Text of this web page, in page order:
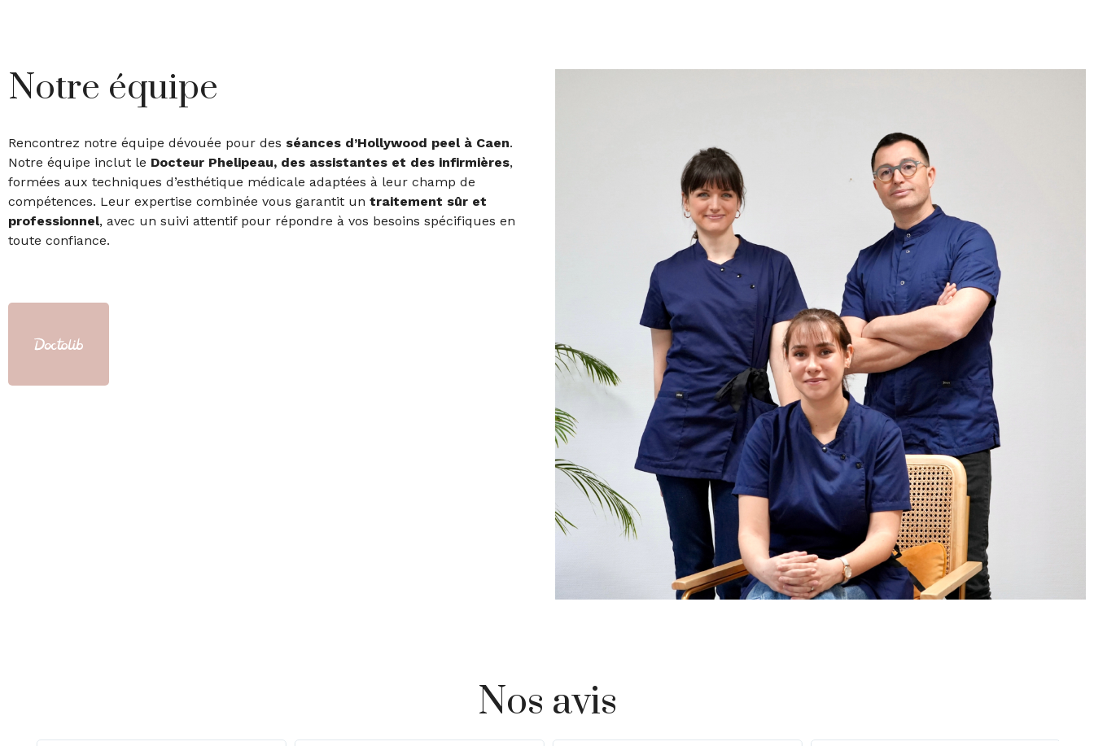
Notre équipe
Rencontrez notre équipe dévouée pour des séances d’Hollywood peel à Caen.
Notre équipe inclut le Docteur Phelipeau, des assistantes et des infirmières,
formées aux techniques d’esthétique médicale adaptées à leur champ de
compétences. Leur expertise combinée vous garantit un traitement sûr et
professionnel, avec un suivi attentif pour répondre à vos besoins spécifiques en
toute confiance.
Nos avis